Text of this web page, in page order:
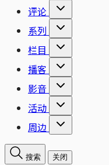
评论
系列
栏目
播客
影音
活动
周边
搜索 关闭